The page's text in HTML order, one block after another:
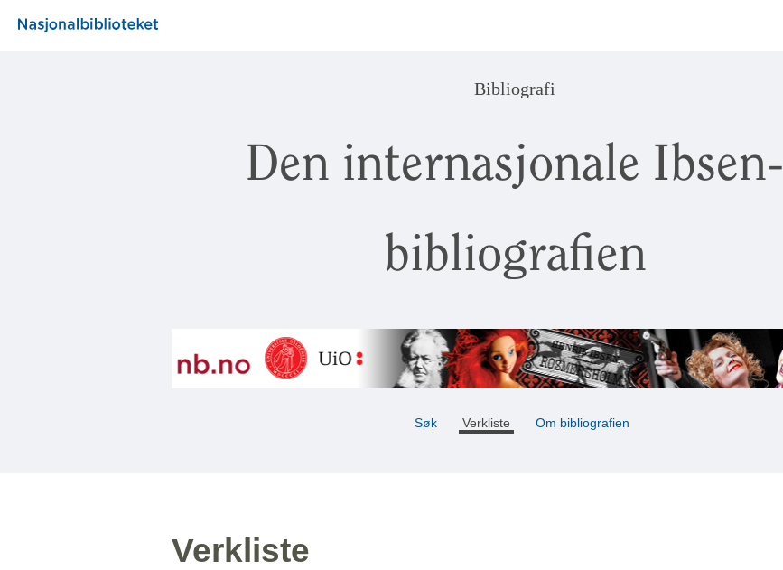
Bibliografi
Den internasjonale Ibsen-
bibliografien
Søk Verkliste Om bibliografien
Verkliste